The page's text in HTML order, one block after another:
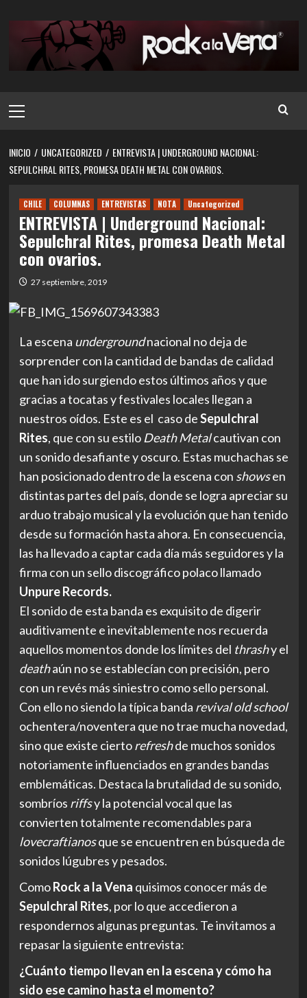
contenido
principal
INICIO UNCATEGORIZED
ENTREVISTA | UNDERGROUND NACIONAL:
SEPULCHRAL RITES, PROMESA DEATH METAL CON OVARIOS.
CHILE COLUMNAS ENTREVISTAS NOTA Uncategorized
ENTREVISTA | Underground Nacional:
Sepulchral Rites, promesa Death Metal
con ovarios.
27 septiembre, 2019
La escena undergroundnacional no deja de
sorprender con la cantidad de bandas de calidad
que han ido surgiendo estos últimos años y que
gracias a tocatas y festivales locales llegan a
nuestros oídos. Este es el caso deSepulchral
Rites, que con su estilo Death Metalcautivan con
un sonido desafiante y oscuro. Estas muchachas se
han posicionado dentro de la escena con showsen
distintas partes del país, donde se logra apreciar su
arduo trabajo musical y la evolución que han tenido
desde su formación hasta ahora. En consecuencia,
las ha llevado a captar cada día más seguidores y la
firma con un sello discográfico polaco llamado
Unpure Records.
El sonido de esta banda es exquisito de digerir
auditivamente e inevitablemente nos recuerda
aquellos momentos donde los límites del thrashy el
deathaún no se establecían con precisión, pero
con un revés más siniestro como sello personal.
Con ello no siendo la típica banda revival old school
ochentera/noventera que no trae mucha novedad,
sino que existe ciertorefreshde muchos sonidos
notoriamente influenciados en grandes bandas
emblemáticas. Destaca la brutalidad de su sonido,
sombríos riffsy la potencial vocal que las
convierten totalmente recomendables para
lovecraftianosque se encuentren en búsqueda de
sonidos lúgubres y pesados.
ComoRock a la Vena quisimos conocer más de
Sepulchral Rites, por lo que accedieron a
respondernos algunas preguntas. Te invitamos a
repasar la siguiente entrevista:
¿Cuánto tiempo llevan en la escena y cómo ha
sido ese camino hasta el momento?